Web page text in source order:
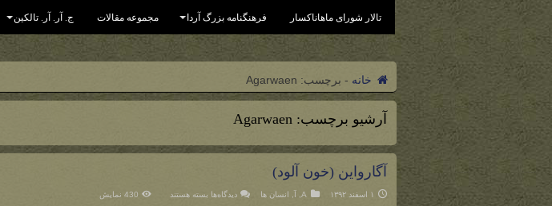
تالار شورای ماهاناکسار فرهنگنامه بزرگ آردا مجموعه مقالات ج. آر. آر. تالکین
خانه - برچسب: Agarwaen
آرشیو برچسب:Agarwaen
آگارواین (خون آلود)
۱ اسفند ۱۳۹۲ A آ انسان ها دیدگاه‌ها برای
بسته هستند 430 نمایش